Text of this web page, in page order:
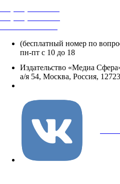
(бесплатный номер по
пн-пт с 10 до 18
Издательство «Медиа
а/я 54, Москва, Россия,